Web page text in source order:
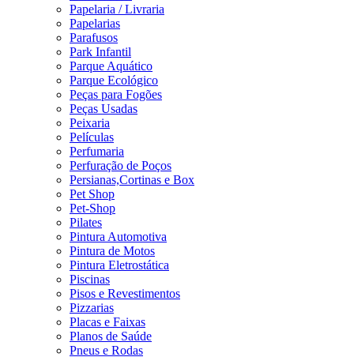
Papelaria / Livraria
Papelarias
Parafusos
Park Infantil
Parque Aquático
Parque Ecológico
Peças para Fogões
Peças Usadas
Peixaria
Películas
Perfumaria
Perfuração de Poços
Persianas,Cortinas e Box
Pet Shop
Pet-Shop
Pilates
Pintura Automotiva
Pintura de Motos
Pintura Eletrostática
Piscinas
Pisos e Revestimentos
Pizzarias
Placas e Faixas
Planos de Saúde
Pneus e Rodas